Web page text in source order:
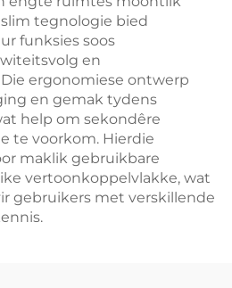
tegnologie bied
funksies soos
en
ergonomiese ontwerp
en gemak tydens
help om sekondêre
te voorkom. Hierdie
maklik gebruikbare
vertoonkoppelvlakke, wat
gebruikers met verskillende